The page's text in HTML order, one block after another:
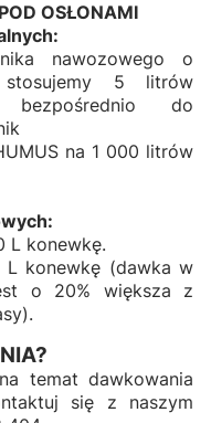
OSŁONAMI
nawozowego o
5 litrów
bezpośrednio do
na 1 000 litrów
L konewkę.
L konewkę (dawka w
o 20% większa z
temat dawkowania
się z naszym